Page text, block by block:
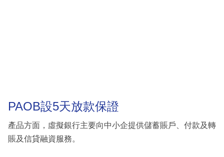
PAOB設5天放款保證
產品方面，虛擬銀行主要向中小企提供儲蓄賬戶、付款及轉
賬及信貸融資服務。